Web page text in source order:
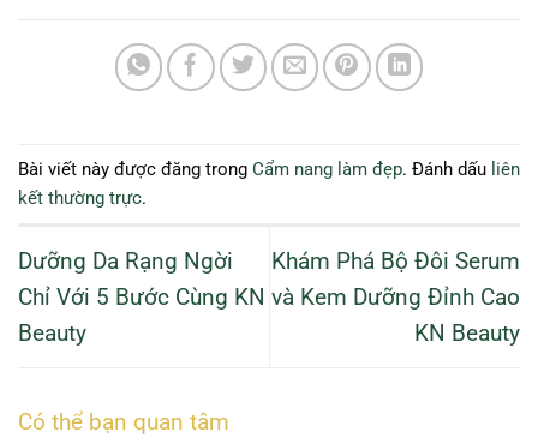
Bài viết này được đăng trong Cẩm nang làm đẹp. Đánh dấu liên
kết thường trực.
Dưỡng Da Rạng Ngời
Chỉ Với 5 Bước Cùng KN
Beauty
Khám Phá Bộ Đôi Serum
và Kem Dưỡng Đỉnh Cao
KN Beauty
Có thể bạn quan tâm